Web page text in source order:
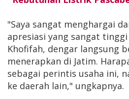
"Saya sangat menghargai
apresiasi yang sangat
Khofifah, dengar langsung
menerapkan di Jatim.
sebagai perintis usaha ini,
ke daerah lain," ungkapnya.